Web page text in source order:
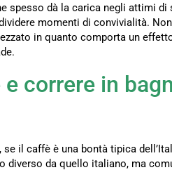
spesso dà la carica negli attimi
momenti di convivialità.
in quanto comporta un
correre in
se il caffè è una bontà tipica
diverso da quello italiano, ma